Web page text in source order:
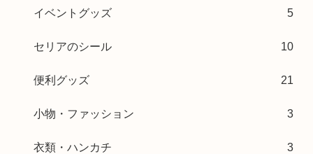
イベントグッズ 5
セリアのシール 10
便利グッズ 21
小物・ファッション 3
衣類・ハンカチ 3